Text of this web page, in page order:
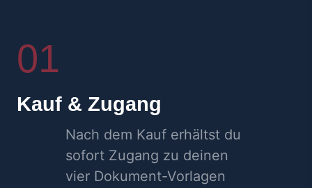
01
Kauf & Zugang
Nach dem Kauf erhältst du
sofort Zugang zu deinen
vier Dokument-Vorlagen